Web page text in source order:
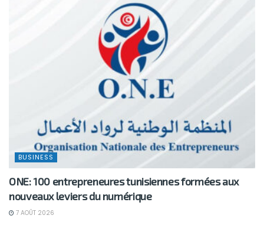
BUSINESS
ONE: 100 entrepreneures tunisiennes formées aux
nouveaux leviers du numérique
7 AOÛT 2026